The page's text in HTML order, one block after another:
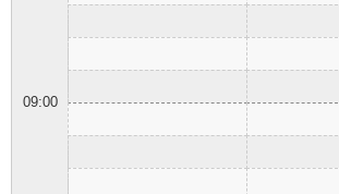
09:00